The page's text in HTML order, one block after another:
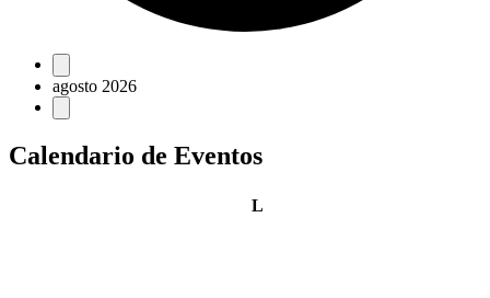
Eventos
agosto 2026
Calendario de Eventos
Llunes